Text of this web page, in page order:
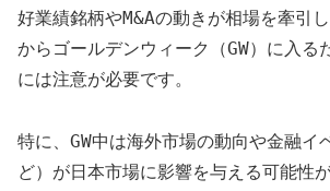
好業績銘柄やM&Aの動きが相場を牽引
からゴールデンウィーク（GW）に入る
には注意が必要です。
特に、GW中は海外市場の動向や金融イ
ど）が日本市場に影響を与える可能性